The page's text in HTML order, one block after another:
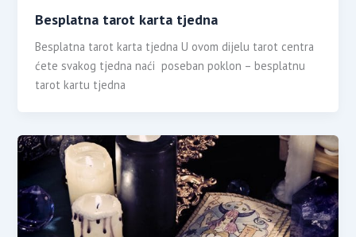
Besplatna tarot karta tjedna
Besplatna tarot karta tjedna U ovom dijelu tarot centra
ćete svakog tjedna naći poseban poklon – besplatnu
tarot kartu tjedna